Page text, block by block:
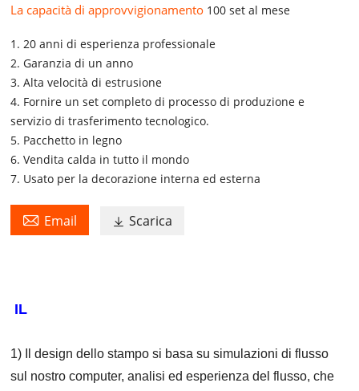
La capacità di approvvigionamento 100 set al mese
1. 20 anni di esperienza professionale
2. Garanzia di un anno
3. Alta velocità di estrusione
4. Fornire un set completo di processo di produzione e
servizio di trasferimento tecnologico.
5. Pacchetto in legno
6. Vendita calda in tutto il mondo
7. Usato per la decorazione interna ed esterna
 Email  Scarica
IL
1) Il design dello stampo si basa su simulazioni di flusso
sul nostro computer, analisi ed esperienza del flusso, che